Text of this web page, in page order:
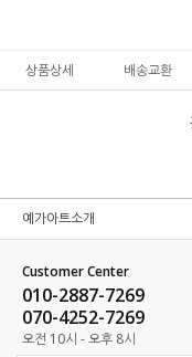
상품상세 배송교환
예가아트소개
Customer Center
010-2887-7269
070-4252-7269
오전 10시 - 오후 8시